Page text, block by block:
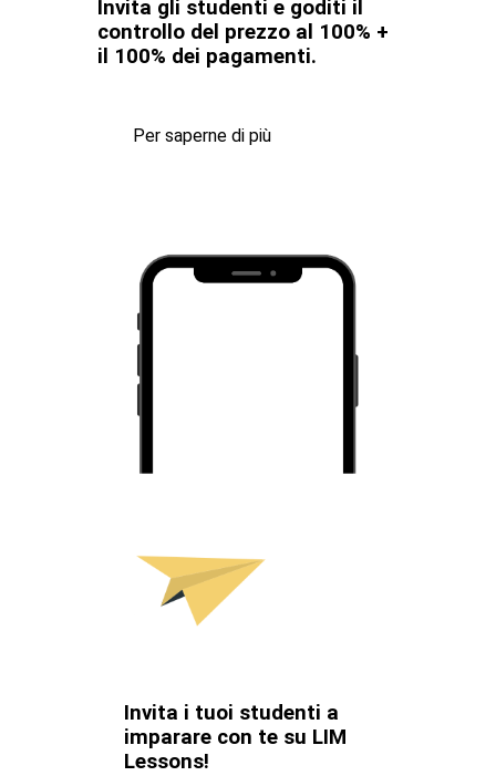
Invita gli studenti e goditi il
controllo del prezzo al 100% +
il 100% dei pagamenti.
Per saperne di più
Invita i tuoi studenti a
imparare con te su LIM
Lessons!